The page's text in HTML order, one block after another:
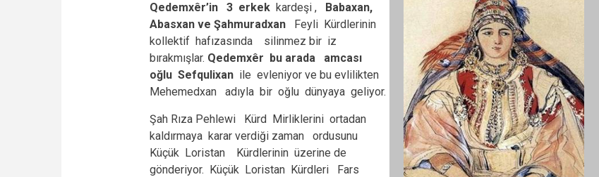
Qedemxêr’in 3 erkek kardeşi , Babaxan,
Abasxan ve Şahmuradxan Feyli Kürdlerinin
kollektif hafızasında silinmez bir iz
bırakmışlar. Qedemxêr bu arada amcası
oğlu Sefqulixan ile evleniyor ve bu evlilikten
Mehemedxan adıyla bir oğlu dünyaya geliyor.
Şah Rıza Pehlewi Kürd Mirliklerini ortadan
kaldırmaya karar verdiği zaman ordusunu
Küçük Loristan Kürdlerinin üzerine de
gönderiyor. Küçük Loristan Kürdleri Fars